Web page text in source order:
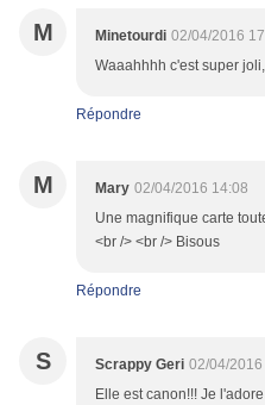
M Minetourdi 02/04/2016
Waaahhhh c'est super
Répondre
M Mary 02/04/2016 14:08
Une magnifique carte
<br /> <br /> Bisous
Répondre
S Scrappy Geri 02/04/2016
Elle est canon!!! Je